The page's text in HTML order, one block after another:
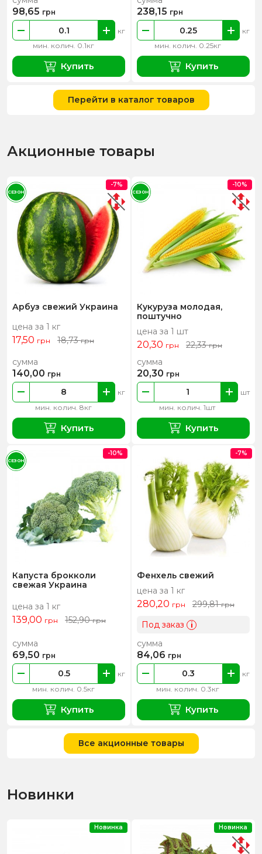
мин. колич. 0.1кг
кг
98,65 грн
Купить
мин. колич. 0.25кг
кг
238,15 грн
Купить
Перейти в каталог товаров
Акционные товары
Арбуз свежий Украина
цена за 1 кг
17,50 грн 18,73грн
мин. колич. 8кг
кг
сумма
140,00 грн
Купить
-7%
СЕЗОН
Кукуруза молодая,
поштучно
цена за 1 шт
20,30 грн 22,33грн
мин. колич. 1шт
шт
сумма
20,30 грн
Купить
-10%
СЕЗОН
Капуста брокколи
свежая Украина
цена за 1 кг
139,00 грн 152,90грн
мин. колич. 0.5кг
кг
сумма
69,50 грн
Купить
-10%
СЕЗОН
Фенхель свежий
цена за 1 кг
280,20 грн 299,81грн
Под заказ i
мин. колич. 0.3кг
кг
сумма
84,06 грн
Купить
-7%
Все акционные товары
Новинки
Новинка Новинка